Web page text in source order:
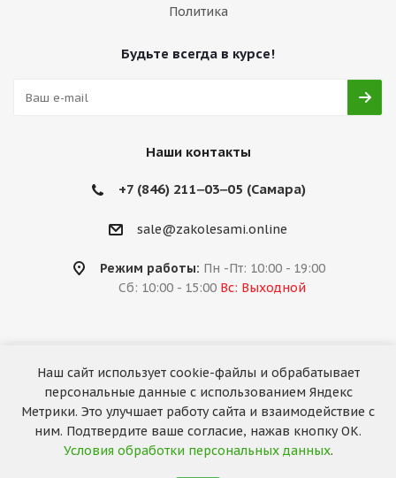
Политика
Будьте всегда в курсе!
Наши контакты
+7 (846) 211‒03‒05 (Самара)
sale@zakolesami.online
Режим работы: Пн -Пт: 10:00 - 19:00
Сб: 10:00 - 15:00 Вс: Выходной
2026 © «За колёсами.Online»
Запуск сайта —RuMaster
Наш сайт использует cookie-файлы и обрабатывает
персональные данные с использованием Яндекс
Метрики. Это улучшает работу сайта и взаимодействие с
ним. Подтвердите ваше согласие, нажав кнопку ОК.
Условия обработки персональных данных.